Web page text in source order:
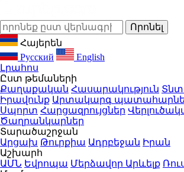
Հայերեն
Русский
English
Լրահոս
Ըստ թեմաների
Քաղաքական Հասարակություն
Իրավունք Արտակարգ
Սպորտ Հարցազրույցներ
Ծաղրանկարներ
Տարածաշրջան
Արցախ Թուրքիա Ադրբեջան Իրան
Աշխարհ
ԱՄՆ Եվրոպա Մերձավոր Արևելք